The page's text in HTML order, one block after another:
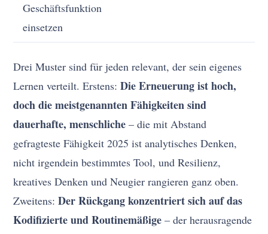
Geschäftsfunktion
einsetzen
Drei Muster sind für jeden relevant, der sein eigenes
Lernen verteilt. Erstens:Die Erneuerung ist hoch,
doch die meistgenannten Fähigkeiten sind
dauerhafte, menschliche – die mit Abstand
gefragteste Fähigkeit 2025 ist analytisches Denken,
nicht irgendein bestimmtes Tool, und Resilienz,
kreatives Denken und Neugier rangieren ganz oben.
Zweitens:Der Rückgang konzentriert sich auf das
Kodifizierte und Routinemäßige – der herausragende